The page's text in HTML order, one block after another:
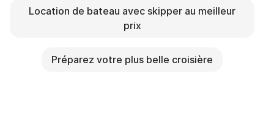
Location de bateau avec skipper au meilleur
prix
Préparez votre plus belle croisière